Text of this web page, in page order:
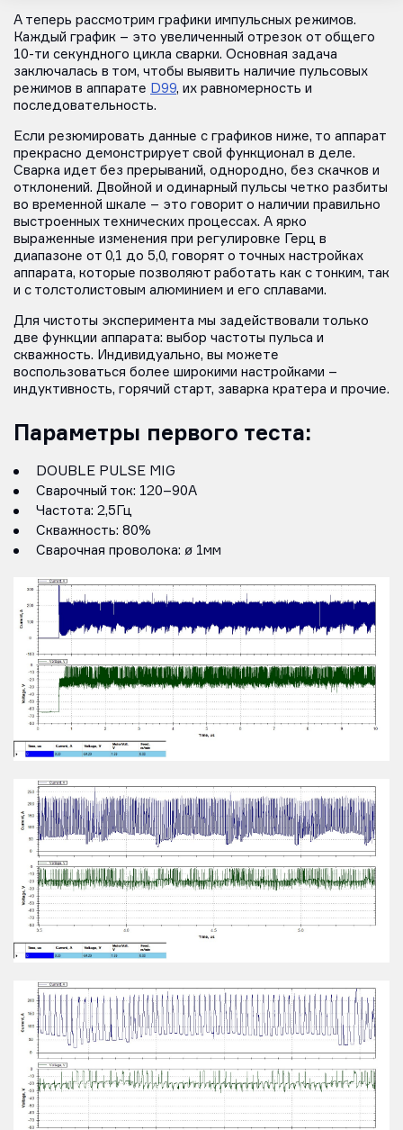
А теперь рассмотрим графики импульсных режимов.
Каждый график – это увеличенный отрезок от общего
10-ти секундного цикла сварки. Основная задача
заключалась в том, чтобы выявить наличие пульсовых
режимов в аппарате D99, их равномерность и
последовательность.
Если резюмировать данные с графиков ниже, то аппарат
прекрасно демонстрирует свой функционал в деле.
Сварка идет без прерываний, однородно, без скачков и
отклонений. Двойной и одинарный пульсы четко разбиты
во временной шкале – это говорит о наличии правильно
выстроенных технических процессах. А ярко
выраженные изменения при регулировке Герц в
диапазоне от 0,1 до 5,0, говорят о точных настройках
аппарата, которые позволяют работать как с тонким, так
и с толстолистовым алюминием и его сплавами.
Для чистоты эксперимента мы задействовали только
две функции аппарата: выбор частоты пульса и
скважность. Индивидуально, вы можете
воспользоваться более широкими настройками –
индуктивность, горячий старт, заварка кратера и прочие.
Параметры первого теста:
DOUBLE PULSE MIG
Сварочный ток: 120–90А
Частота: 2,5Гц
Скважность: 80%
Сварочная проволока: ø 1мм